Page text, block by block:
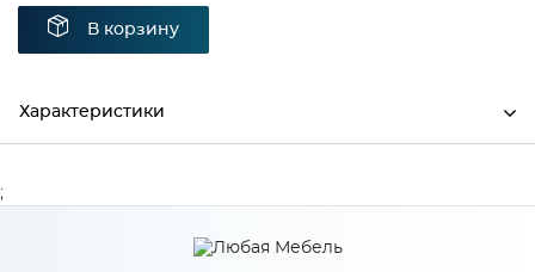
В корзину
Характеристики
;